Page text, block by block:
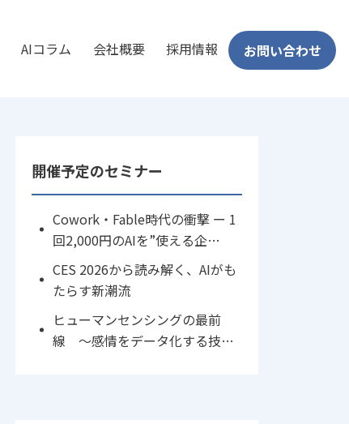
AIコラム 会社概要 採用情報 お問い合わせ
開催予定のセミナー
Cowork・Fable時代の衝撃 ー 1
回2,000円のAIを”使える企
業”と”使えない企業”を分けるも
の
CES 2026から読み解く、AIがも
たらす新潮流
ヒューマンセンシングの最前
線 〜感情をデータ化する技術